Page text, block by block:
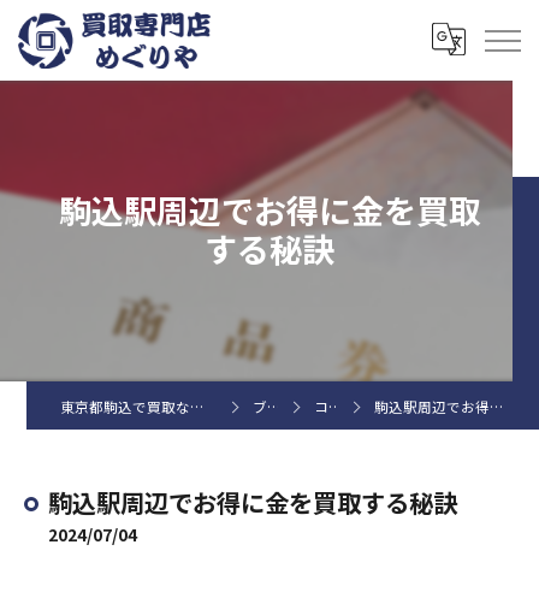
駒込駅周辺でお得に金を買取
する秘訣
東京都駒込で買取なら買取専門店めぐりや ブログ コラム 駒込駅周辺でお得に金を買取する秘訣
駒込駅周辺でお得に金を買取する秘訣
2024/07/04